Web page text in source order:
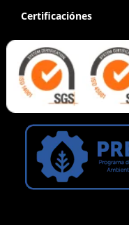
Certificaciónes